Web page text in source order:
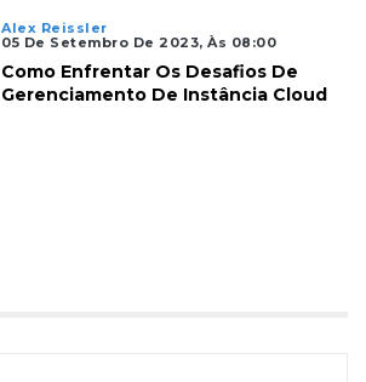
Alex Reissler
05 De Setembro De 2023, Às 08:00
Como Enfrentar Os Desafios De
Gerenciamento De Instância Cloud